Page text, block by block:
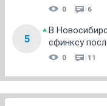
0 6
5
В
сфинксу
0 11